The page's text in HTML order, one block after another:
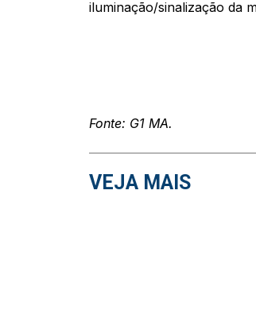
iluminação/sinalização da
Fonte: G1 MA.
VEJA MAIS